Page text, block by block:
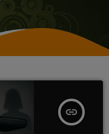
insert_link